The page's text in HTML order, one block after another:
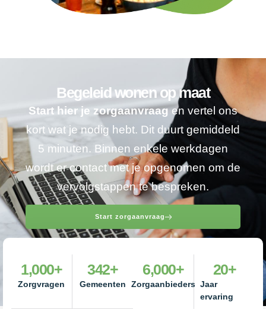
Begeleid wonen op maat
Start hier je zorgaanvraagen vertel ons
kort wat je nodig hebt. Dit duurt gemiddeld
5 minuten. Binnen enkele werkdagen
wordt er contact met je opgenomen om de
vervolgstappen te bespreken.
Start zorgaanvraag
Zorgvragen
1,000+
Gemeenten
342+
Zorgaanbieders
6,000+
Jaar
ervaring
20+